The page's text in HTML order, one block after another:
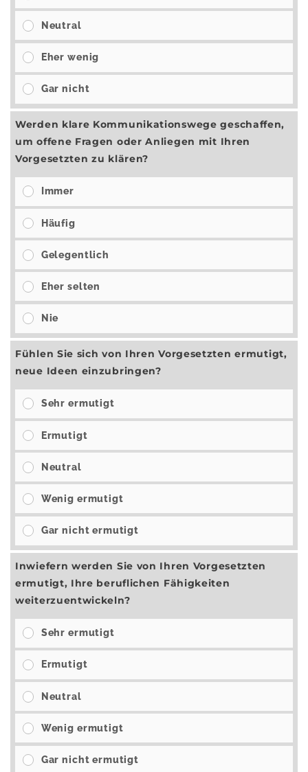
Neutral
Eher wenig
Gar nicht
Werden klare Kommunikationswege geschaffen,
um offene Fragen oder Anliegen mit Ihren
Vorgesetzten zu klären?
Immer
Häufig
Gelegentlich
Eher selten
Nie
Fühlen Sie sich von Ihren Vorgesetzten ermutigt,
neue Ideen einzubringen?
Sehr ermutigt
Ermutigt
Neutral
Wenig ermutigt
Gar nicht ermutigt
Inwiefern werden Sie von Ihren Vorgesetzten
ermutigt, Ihre beruflichen Fähigkeiten
weiterzuentwickeln?
Sehr ermutigt
Ermutigt
Neutral
Wenig ermutigt
Gar nicht ermutigt